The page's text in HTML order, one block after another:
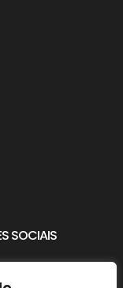
SOCIAIS